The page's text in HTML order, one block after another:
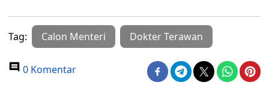
Tag: Calon Menteri Dokter Terawan
0 Komentar